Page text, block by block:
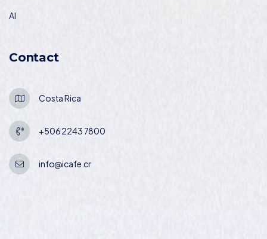
AI
Contact
Costa Rica
+506 2243 7800
info@icafe.cr